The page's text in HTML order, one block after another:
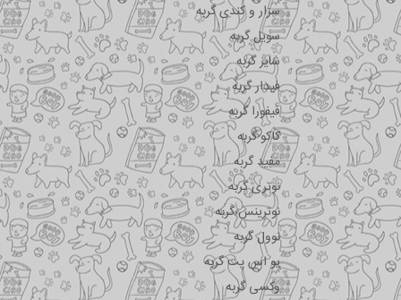
سزار و کندی گربه
سویل گربه
شایر گربه
فیدار گربه
فیفورا گربه
کاکو گربه
مفید گربه
نوتری گربه
نوترینس گربه
نوول گربه
یو اس پت گربه
وکسی گربه